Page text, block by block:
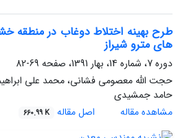
های مترو شیراز
دوره 7، شماره 14، بهار 1391، صفحه
69-82
حجت الله معصومی فشانی، محمد علی
حامد جمشیدی
مشاهده مقاله
اصل مقاله 660.99 K